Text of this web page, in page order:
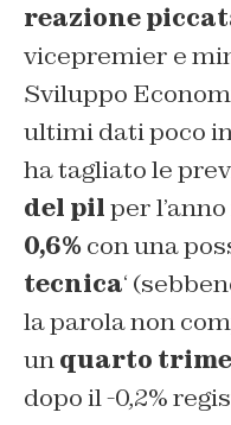
reazione
vicepremier e
Sviluppo
ultimi dati poco
ha tagliato le
del pilper
0,6% con una
tecnica‘
la parola non
unquarto
dopo il -0,2%